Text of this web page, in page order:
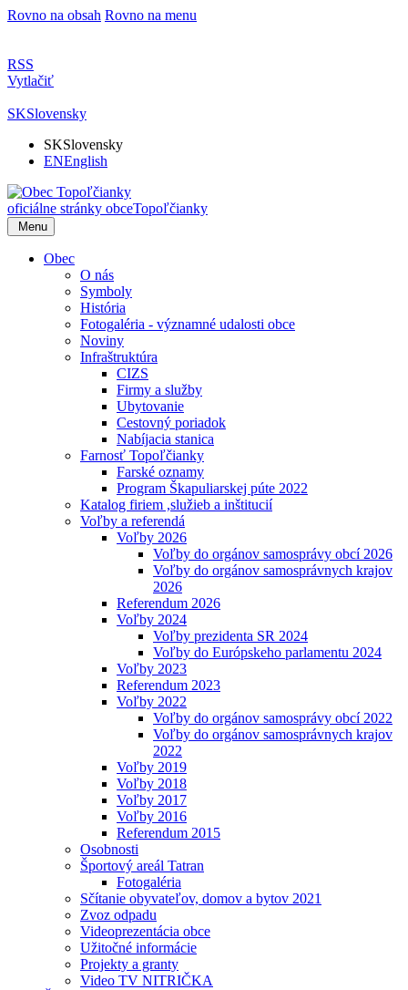
Rovno na obsah Rovno na menu
RSS
Vytlačiť
SKSlovensky
SKSlovensky
ENEnglish
oficiálne stránky obceTopoľčianky
Menu
Obec
O nás
Symboly
História
Fotogaléria - významné udalosti obce
Noviny
Infraštruktúra
CIZS
Firmy a služby
Ubytovanie
Cestovný poriadok
Nabíjacia stanica
Farnosť Topoľčianky
Farské oznamy
Program Škapuliarskej púte 2022
Katalog firiem ,služieb a inštitucií
Voľby a referendá
Voľby 2026
Voľby do orgánov samosprávy obcí 2026
Voľby do orgánov samosprávnych krajov
2026
Referendum 2026
Voľby 2024
Voľby prezidenta SR 2024
Voľby do Európskeho parlamentu 2024
Voľby 2023
Referendum 2023
Voľby 2022
Voľby do orgánov samosprávy obcí 2022
Voľby do orgánov samosprávnych krajov
2022
Voľby 2019
Voľby 2018
Voľby 2017
Voľby 2016
Referendum 2015
Osobnosti
Športový areál Tatran
Fotogaléria
Sčítanie obyvateľov, domov a bytov 2021
Zvoz odpadu
Videoprezentácia obce
Užitočné informácie
Projekty a granty
Video TV NITRIČKA